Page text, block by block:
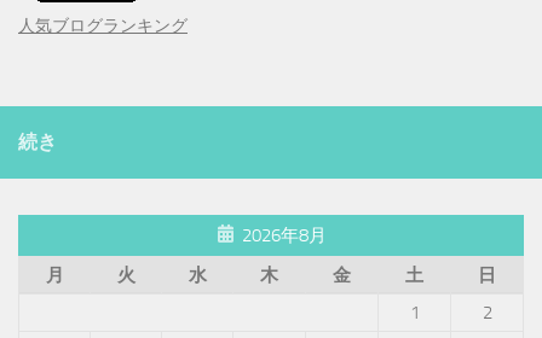
人気ブログランキング
続き
2026年8月
月
火 水 木 金 土
日
1
2